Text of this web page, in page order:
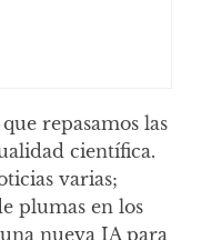
repasamos las
científica.
varias;
plumas en los
nueva IA para